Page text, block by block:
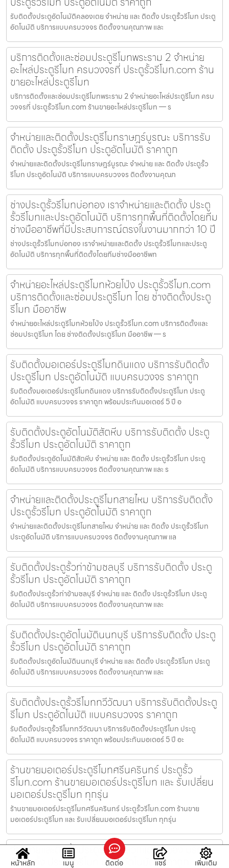
รับติดตั้งประตูอัตโนมัติคลองเตย จำหน่าย และ ติดตั้ง ประตูรั้วรีโมท ประตู
อัตโนมัติ บริการแบบครบวงจร ติดตั้งงานคุณภาพ และ
บริการติดตั้งและซ่อมประตูรีโมทพระราม 2 จำหน่าย
อะไหล่ประตูรีโมท ครบวงจรที่ ประตูรั้วรีโมท.com ร้าน
ขายอะไหล่ประตูรีโมท
บริการติดตั้งและซ่อมประตูรีโมทพระราม 2 จำหน่ายอะไหล่ประตูรีโมท ครบ
วงจรที่ ประตูรั้วรีโมท.com ร้านขายอะไหล่ประตูรีโมท — ร
จำหน่ายและติดตั้งประตูรีโมทราษฎร์บูรณะ บริการรับ
ติดตั้ง ประตูรั้วรีโมท ประตูอัตโนมัติ ราคาถูก
จำหน่ายและติดตั้งประตูรีโมทราษฎร์บูรณะ จำหน่าย และ ติดตั้ง ประตูรั้ว
รีโมท ประตูอัตโนมัติ บริการแบบครบวงจร ติดตั้งงานคุณภ
ช่างประตูรั้วรีโมทบ่อทอง เราจำหน่ายและติดตั้ง ประตู
รั้วรีโมทและประตูอัตโนมัติ บริการทุกพื้นที่ติดตั้งโดยทีม
ช่างมืออาชีพที่มีประสบการณ์ตรงในงานมากกว่า 10 ปี
ช่างประตูรั้วรีโมทบ่อทอง เราจำหน่ายและติดตั้ง ประตูรั้วรีโมทและประตู
อัตโนมัติ บริการทุกพื้นที่ติดตั้งโดยทีมช่างมืออาชีพท
จำหน่ายอะไหล่ประตูรีโมทห้วยโป่ง ประตูรั้วรีโมท.com
บริการติดตั้งและซ่อมประตูรีโมท โดย ช่างติดตั้งประตู
รีโมท มืออาชีพ
จำหน่ายอะไหล่ประตูรีโมทห้วยโป่ง ประตูรั้วรีโมท.com บริการติดตั้งและ
ซ่อมประตูรีโมท โดย ช่างติดตั้งประตูรีโมท มืออาชีพ — ร
รับติดตั้งมอเตอร์ประตูรีโมทดินแดง บริการรับติดตั้ง
ประตูรีโมท ประตูอัตโนมัติ แบบครบวงจร ราคาถูก
รับติดตั้งมอเตอร์ประตูรีโมทดินแดง บริการรับติดตั้งประตูรีโมท ประตู
อัตโนมัติ แบบครบวงจร ราคาถูก พร้อมประกันมอเตอร์ 5 ปี อ
รับติดตั้งประตูอัตโนมัติสัตหีบ บริการรับติดตั้ง ประตู
รั้วรีโมท ประตูอัตโนมัติ ราคาถูก
รับติดตั้งประตูอัตโนมัติสัตหีบ จำหน่าย และ ติดตั้ง ประตูรั้วรีโมท ประตู
อัตโนมัติ บริการแบบครบวงจร ติดตั้งงานคุณภาพ และ ร
จำหน่ายและติดตั้งประตูรีโมทสายไหม บริการรับติดตั้ง
ประตูรั้วรีโมท ประตูอัตโนมัติ ราคาถูก
จำหน่ายและติดตั้งประตูรีโมทสายไหม จำหน่าย และ ติดตั้ง ประตูรั้วรีโมท
ประตูอัตโนมัติ บริการแบบครบวงจร ติดตั้งงานคุณภาพ แล
รับติดตั้งประตูรั้วท่าข้ามชลบุรี บริการรับติดตั้ง ประตู
รั้วรีโมท ประตูอัตโนมัติ ราคาถูก
รับติดตั้งประตูรั้วท่าข้ามชลบุรี จำหน่าย และ ติดตั้ง ประตูรั้วรีโมท ประตู
อัตโนมัติ บริการแบบครบวงจร ติดตั้งงานคุณภาพ และ
รับติดตั้งประตูอัตโนมัตินนทบุรี บริการรับติดตั้ง ประตู
รั้วรีโมท ประตูอัตโนมัติ ราคาถูก
รับติดตั้งประตูอัตโนมัตินนทบุรี จำหน่าย และ ติดตั้ง ประตูรั้วรีโมท ประตู
อัตโนมัติ บริการแบบครบวงจร ติดตั้งงานคุณภาพ และ
รับติดตั้งประตูรั้วรีโมททวีวัฒนา บริการรับติดตั้งประตู
รีโมท ประตูอัตโนมัติ แบบครบวงจร ราคาถูก
รับติดตั้งประตูรั้วรีโมททวีวัฒนา บริการรับติดตั้งประตูรีโมท ประตู
อัตโนมัติ แบบครบวงจร ราคาถูก พร้อมประกันมอเตอร์ 5 ปี อะ
ร้านขายมอเตอร์ประตูรีโมทศรีนครินทร์ ประตูรั้ว
รีโมท.com ร้านขายมอเตอร์ประตูรีโมท และ รับเปลี่ยน
มอเตอร์ประตูรีโมท ทุกรุ่น
ร้านขายมอเตอร์ประตูรีโมทศรีนครินทร์ ประตูรั้วรีโมท.com ร้านขาย
มอเตอร์ประตูรีโมท และ รับเปลี่ยนมอเตอร์ประตูรีโมท ทุกรุ่น
จำหน่ายและติดตั้งประตูรีโมทปลวกแดงระยอง บริการ
รับติดตั้ง ประตูรั้วรีโมท ประตูอัตโนมัติ ราคาถูก
หน้าหลัก เมนู ติดต่อ แชร์ เพิ่มเติม